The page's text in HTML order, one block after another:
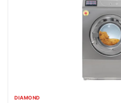
DIAMOND